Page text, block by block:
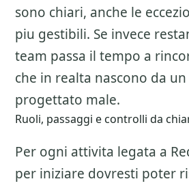
sono chiari, anche le
piu gestibili. Se invece
team passa il tempo a
che in realta nascono da
progettato male.
Ruoli, passaggi e controlli da
Per ogni attivita legata a
per iniziare dovresti poter